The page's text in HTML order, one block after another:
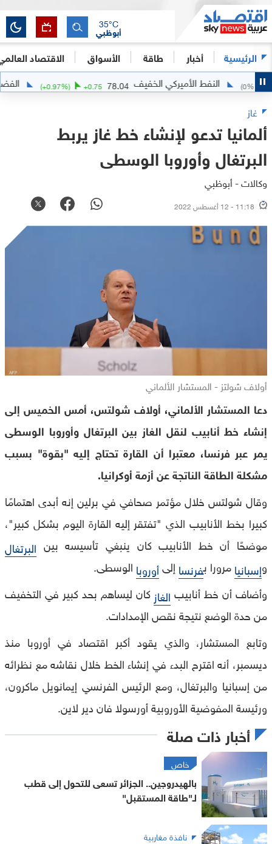
الرئيسية أخبار طاقة الأسواق الاقتصاد
أبوظبي
35°C
( النفط الأميركي الخفيف 78.04
+0.75
(+0.97%) الفضة
غاز
ألمانيا تدعو لإنشاء خط غاز يربط
البرتغال وأوروبا الوسطى
وكالات - أبوظبي
11:18 - 12 أغسطس 2022
أولاف شولتز - المستشار الألماني
دعا المستشار الألماني، أولاف شولتس، أمس الخميس إلى
إنشاء خط أنابيب لنقل الغاز بين البرتغال وأوروبا الوسطى
يمر عبر فرنسا، معتبرا أن القارة تحتاج إليه "بقوة" بسبب
مشكلة الطاقة الناتجة عن أزمة أوكرانيا.
وقال شولتس خلال مؤتمر صحافي في برلين إنه أبدى اهتمامًا
كبيرا بخط الأنابيب الذي "تفتقر إليه القارة اليوم بشكل كبير"،
موضحًا أن خط الأنابيب كان ينبغي تأسيسه بين البرتغال
وإسبانيامرورا بفرنسا إلىأوروبا الوسطى.
وأضاف أن خط أنابيب الغاز كان ليساهم بحد كبير في التخفيف
من حدة الوضع نتيجة نقص الإمدادات.
وتابع المستشار، والذي يقود أكبر اقتصاد في أوروبا منذ
ديسمبر، أنه اقترح البدء في إنشاء الخط خلال نقاشه مع نظرائه
من إسبانيا والبرتغال، ومع الرئيس الفرنسي إيمانويل ماكرون،
ورئيسة المفوضية الأوروبية أورسولا فان دير لاين.
أخبار ذات صلة
خاص
بالهيدروجين.. الجزائر تسعى للتحول إلى قطب
لـ"طاقة المستقبل"
نافذة مغاربية